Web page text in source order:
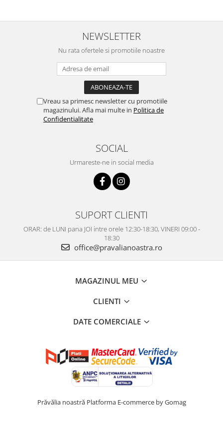
NEWSLETTER
Nu rata ofertele si promotiile noastre
Vreau sa primesc newsletter cu promotiile
magazinului. Afla mai multe in Politica de
Confidentialitate
SOCIAL
Urmareste-ne in social media
SUPORT CLIENTI
ORAR: de LUNI pana JOI intre orele 12:30-18:30, VINERI 09:00 -
18:30
office@pravalianoastra.ro
MAGAZINUL MEU
CLIENTI
DATE COMERCIALE
Prăvălia noastră Platforma E-commerce by Gomag